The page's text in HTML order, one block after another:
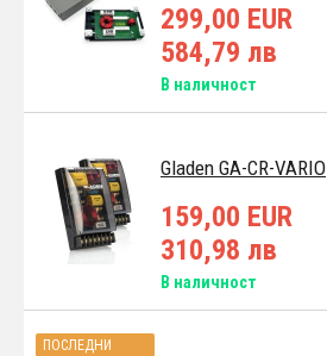
299,00 EUR
584,79 лв
В наличност
Gladen GA-CR-VARIO
159,00 EUR
310,98 лв
В наличност
ПОСЛЕДНИ